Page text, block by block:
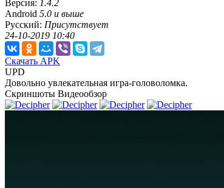
Версия: 1.4.2
Android 5.0 и выше
Русский: Присутствует
24-10-2019 10:40
Скачать APK
UPD
Довольно увлекательная игра-головоломка.
Скриншоты Видеообзор